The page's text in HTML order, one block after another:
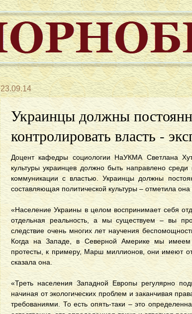
23.09.14
Украинцы должны
контролировать власть -
Доцент кафедры социологии НаУКМА Светлана
культуры украинцев должно быть направлено
коммуникации с властью. Украинцы должны
составляющая политической культуры – отметила
«Население Украины в целом воспринимает себя
отдельная реальность, а мы существуем – вы
следствие очень многих лет научения
Когда на Западе, в Северной Америке мы
протесты, к примеру, Марш миллионов, они имеют
сказала она.
«Треть населения Западной Европы регулярно
начиная от экологических проблем и заканчивая
требованиями. То есть опять-таки – это